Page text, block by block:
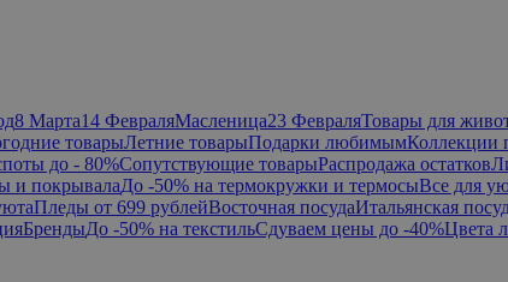
8 Марта14 ФевраляМасленица23 ФевраляТовары для
товарыЛетние товарыПодарки любимымКоллекции
до - 80%Сопутствующие товарыРаспродажа остатков
и покрывалаДо -50% на термокружки и термосыВсе для
Пледы от 699 рублейВосточная посудаИтальянская
БрендыДо -50% на текстильСдуваем цены до -40%Цвета